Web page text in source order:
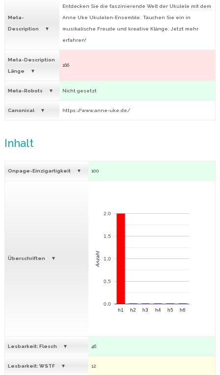
Meta-
Description
Entdecken Sie die faszinierende Welt der Ukulele mit dem
Anne Uke Ukulelen-Ensemble. Tauchen Sie ein in
musikalische Freude und kreative Klänge. Jetzt mehr
erfahren!
Meta-Description
Länge
166
Meta-Robots Nicht gesetzt
Canonical https://www.anne-uke.de/
Inhalt
Onpage-Einzigartigkeit 100
Überschriften
h1 h2 h3 h4 h5 h6
0.0
0.5
1.0
1.5
2.0
Anzahl
Lesbarkeit: Flesch 46
Lesbarkeit: WSTF 12